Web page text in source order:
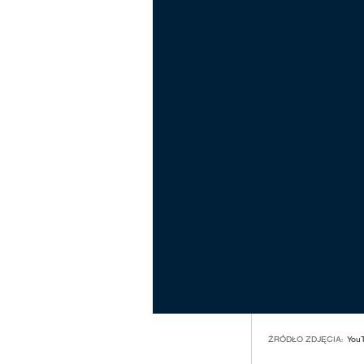
ŹRÓDŁO ZDJĘCIA: